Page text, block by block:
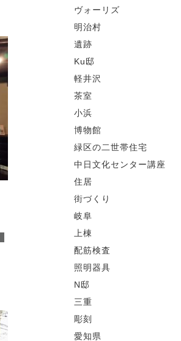
ヴォーリズ
明治村
遺跡
Ku邸
軽井沢
茶室
小浜
博物館
緑区の二世帯住宅
中日文化センター講座
住居
街づくり
岐阜
上棟
配筋検査
照明器具
N邸
三重
彫刻
愛知県